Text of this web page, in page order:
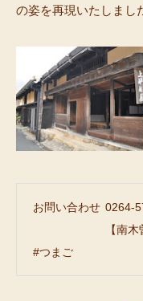
の姿を再現いたしまし
お問い合わせ 0264-
【南
#つまご